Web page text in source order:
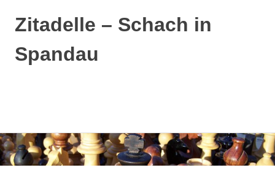
Zum
Inhalt
springen
Zitadelle – Schach in
Spandau